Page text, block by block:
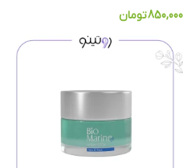
850,000تومان